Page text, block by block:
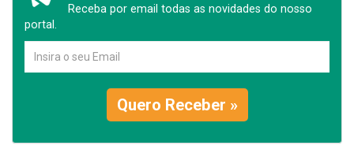
Receba por email todas as novidades do nosso
portal.
Quero Receber »